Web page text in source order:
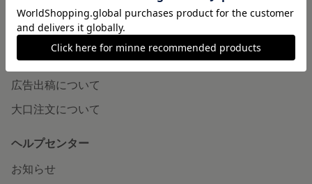
minneの本
企業の方へ
広告出稿について
大口注文について
ヘルプセンター
お知らせ